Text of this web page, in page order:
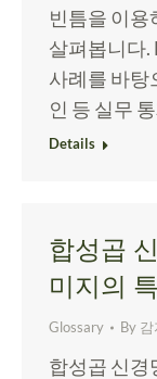
빈틈을 이용
살펴봅니다.
사례를 바탕
인 등 실무
Details
합성곱
미지의
Glossary By
합성곱 신경